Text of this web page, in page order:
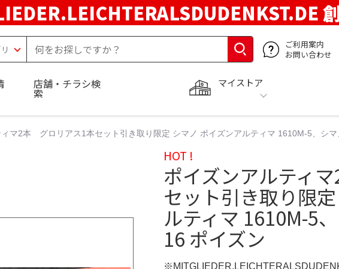
ご利用案内
お問い合わせ
マイストア
店舗・チラシ検
索
マ2本 グロリアス1本セット引き取り限定 シマノ ポイズンアルティマ 1610M-5、シ
HOT !
ポイズンアルティ
セット引き取り限
ルティマ 1610M-5
16 ポイズン